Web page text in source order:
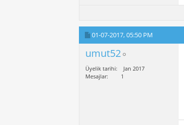
01-07-2017,05:50 PM
umut52
Üyelik tarihi
Jan 2017
Mesajlar
1